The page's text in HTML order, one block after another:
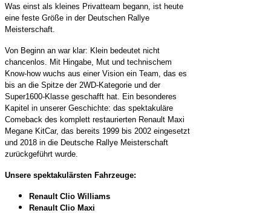
Was einst als kleines Privatteam begann, ist heute
eine feste Größe in der Deutschen Rallye
Meisterschaft.
Von Beginn an war klar: Klein bedeutet nicht
chancenlos. Mit Hingabe, Mut und technischem
Know-how wuchs aus einer Vision ein Team, das es
bis an die Spitze der 2WD-Kategorie und der
Super1600-Klasse geschafft hat.
Ein besonderes
Kapitel in unserer Geschichte: das spektakuläre
Comeback des komplett restaurierten Renault Maxi
Megane KitCar, das bereits 1999 bis 2002 eingesetzt
und 2018 in die Deutsche Rallye Meisterschaft
zurückgeführt wurde.
Unsere spektakulärsten Fahrzeuge:
Renault Clio Williams
Renault Clio Maxi